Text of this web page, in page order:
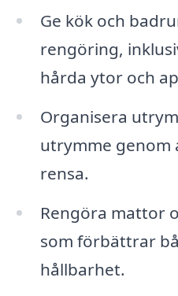
Ge kök och
rengöring,
hårda ytor och
Organisera
utrymme genom
rensa.
Rengöra mattor
som förbättrar
hållbarhet.